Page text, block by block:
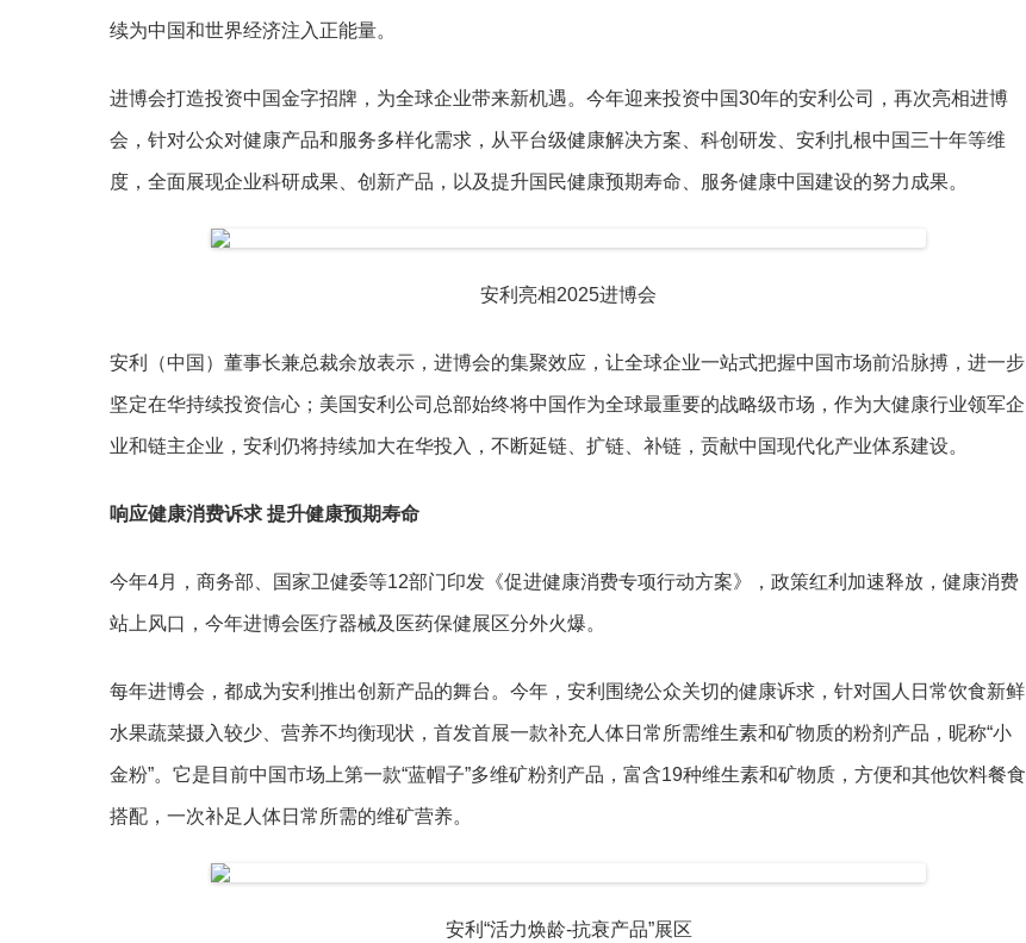
续为中国和世界经济注入正能量。
进博会打造投资中国金字招牌，为全球企业带来新机遇。今年迎来投资中国30年的安利公司，再次亮相进博
会，针对公众对健康产品和服务多样化需求，从平台级健康解决方案、科创研发、安利扎根中国三十年等维
度，全面展现企业科研成果、创新产品，以及提升国民健康预期寿命、服务健康中国建设的努力成果。
安利亮相2025进博会
安利（中国）董事长兼总裁余放表示，进博会的集聚效应，让全球企业一站式把握中国市场前沿脉搏，进一步
坚定在华持续投资信心；美国安利公司总部始终将中国作为全球最重要的战略级市场，作为大健康行业领军企
业和链主企业，安利仍将持续加大在华投入，不断延链、扩链、补链，贡献中国现代化产业体系建设。
响应健康消费诉求 提升健康预期寿命
今年4月，商务部、国家卫健委等12部门印发《促进健康消费专项行动方案》，政策红利加速释放，健康消费
站上风口，今年进博会医疗器械及医药保健展区分外火爆。
每年进博会，都成为安利推出创新产品的舞台。今年，安利围绕公众关切的健康诉求，针对国人日常饮食新鲜
水果蔬菜摄入较少、营养不均衡现状，首发首展一款补充人体日常所需维生素和矿物质的粉剂产品，昵称“小
金粉”。它是目前中国市场上第一款“蓝帽子”多维矿粉剂产品，富含19种维生素和矿物质，方便和其他饮料餐食
搭配，一次补足人体日常所需的维矿营养。
安利“活力焕龄-抗衰产品”展区